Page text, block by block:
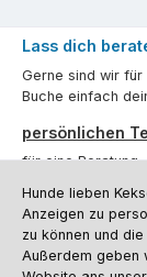
Lass dich
Gerne sind wir für
Buche einfach
persönlichen
für eine Beratung.
Oder über unser
Vertrag
Hunde lieben
Anzeigen zu
zu können und
Außerdem geben